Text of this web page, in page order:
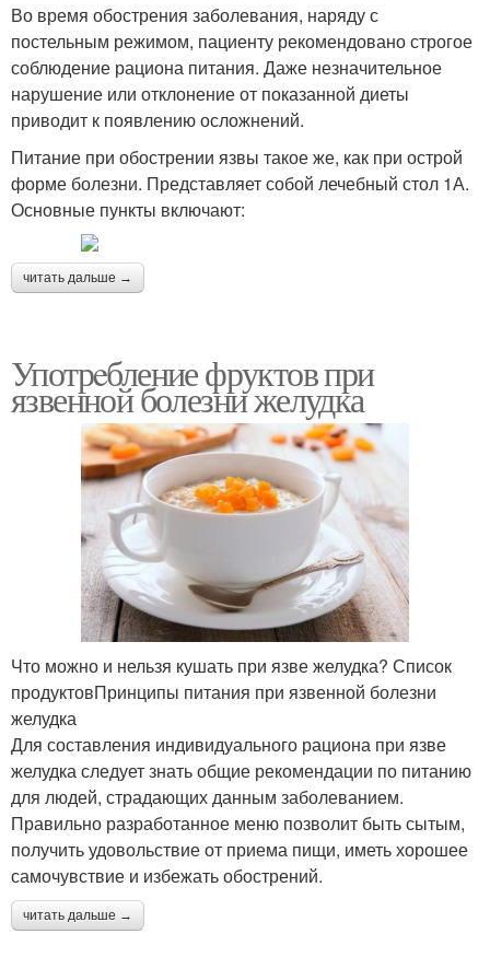
Во время обострения заболевания, наряду с
постельным режимом, пациенту рекомендовано строгое
соблюдение рациона питания. Даже незначительное
нарушение или отклонение от показанной диеты
приводит к появлению осложнений.
Питание при обострении язвы такое же, как при острой
форме болезни. Представляет собой лечебный стол 1А.
Основные пункты включают:
читать дальше →
Употрeбление фруктов при
язвенной болезни желудка
Что можно и нельзя кушать при язве желудка? Список
продуктовПринципы питания при язвенной болезни
желудка
Для составления индивидуального рациона при язве
желудка следует знать общие рекомендации по питанию
для людей, страдающих данным заболеванием.
Правильно разработанное меню позволит быть сытым,
получить удовольствие от приема пищи, иметь хорошее
самочувствие и избежать обострений.
читать дальше →